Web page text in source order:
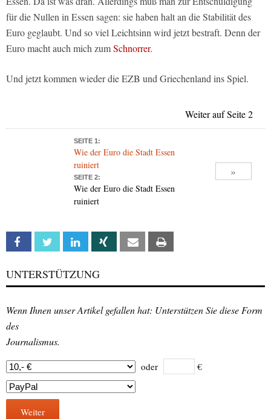
für die Nullen in Essen sagen: sie haben halt an die Stabilität des
Euro geglaubt. Und so viel Leichtsinn wird jetzt bestraft. Denn der
Euro macht auch mich zumSchnorrer.
Und jetzt kommen wieder die EZB und Griechenland ins Spiel.
Weiter auf Seite 2
SEITE 1:
Wie der Euro die Stadt Essen
ruiniert
SEITE 2:
Wie der Euro die Stadt Essen
ruiniert
»
Facebook Twitter Linkedin Xing Email
UNTERSTÜTZUNG
Wenn Ihnen unser Artikel gefallen hat: Unterstützen Sie diese Form
des
Journalismus.
oder €
Weiter